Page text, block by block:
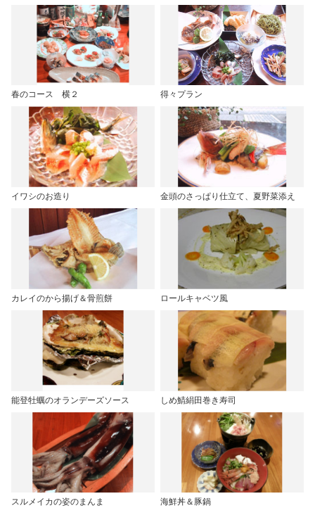
春のコース 横２ 得々プラン
イワシのお造り 金頭のさっぱり仕立て、夏野菜添え
カレイのから揚げ＆骨煎餅 ロールキャベツ風
能登牡蠣のオランデーズソース しめ鯖絹田巻き寿司
スルメイカの姿のまんま 海鮮丼＆豚鍋